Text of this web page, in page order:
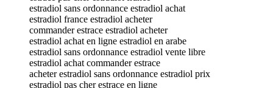
estradiol sans ordonnance estradiol achat
estradiol france estradiol acheter
commander estrace estradiol acheter
estradiol achat en ligne estradiol en arabe
estradiol sans ordonnance estradiol vente libre
estradiol achat commander estrace
acheter estradiol sans ordonnance estradiol prix
estradiol pas cher estrace en ligne